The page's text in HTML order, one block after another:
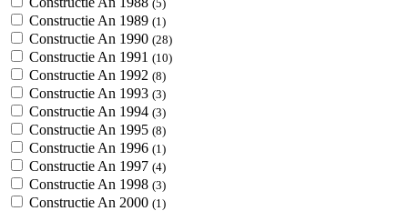
(5)
Constructie An 1989 (1)
Constructie An 1990 (28)
Constructie An 1991 (10)
Constructie An 1992 (8)
Constructie An 1993 (3)
Constructie An 1994 (3)
Constructie An 1995 (8)
Constructie An 1996 (1)
Constructie An 1997 (4)
Constructie An 1998 (3)
Constructie An 2000 (1)